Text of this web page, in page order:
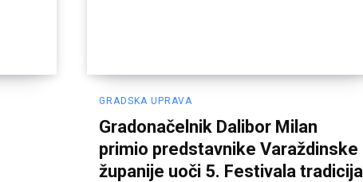
GRADSKA UPRAVA
Gradonačelnik Dalibor Milan
primio predstavnike Varaždinske
županije uoči 5. Festivala tradicija